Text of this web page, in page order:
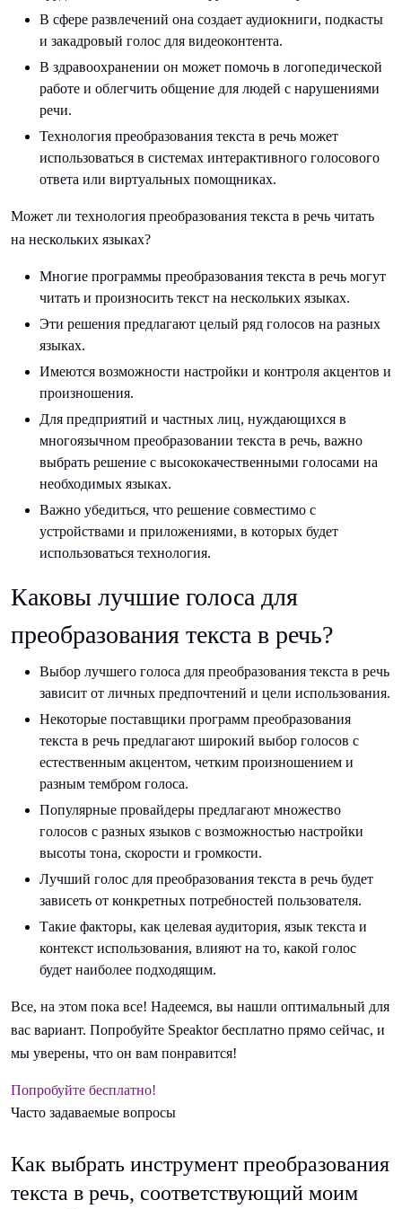
В сфере развлечений она создает аудиокниги, подкасты
и закадровый голос для видеоконтента.
В здравоохранении он может помочь в логопедической
работе и облегчить общение для людей с нарушениями
речи.
Технология преобразования текста в речь может
использоваться в системах интерактивного голосового
ответа или виртуальных помощниках.
Может ли технология преобразования текста в речь читать
на нескольких языках?
Многие программы преобразования текста в речь могут
читать и произносить текст на нескольких языках.
Эти решения предлагают целый ряд голосов на разных
языках.
Имеются возможности настройки и контроля акцентов и
произношения.
Для предприятий и частных лиц, нуждающихся в
многоязычном преобразовании текста в речь, важно
выбрать решение с высококачественными голосами на
необходимых языках.
Важно убедиться, что решение совместимо с
устройствами и приложениями, в которых будет
использоваться технология.
Каковы лучшие голоса для
преобразования текста в речь?
Выбор лучшего голоса для преобразования текста в речь
зависит от личных предпочтений и цели использования.
Некоторые поставщики программ преобразования
текста в речь предлагают широкий выбор голосов с
естественным акцентом, четким произношением и
разным тембром голоса.
Популярные провайдеры предлагают множество
голосов с разных языков с возможностью настройки
высоты тона, скорости и громкости.
Лучший голос для преобразования текста в речь будет
зависеть от конкретных потребностей пользователя.
Такие факторы, как целевая аудитория, язык текста и
контекст использования, влияют на то, какой голос
будет наиболее подходящим.
Все, на этом пока все! Надеемся, вы нашли оптимальный для
вас вариант. Попробуйте Speaktor бесплатно прямо сейчас, и
мы уверены, что он вам понравится!
Попробуйте бесплатно!
Часто задаваемые вопросы
Как выбрать инструмент преобразования
текста в речь, соответствующий моим